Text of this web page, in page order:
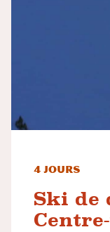
4 jours
Ski de